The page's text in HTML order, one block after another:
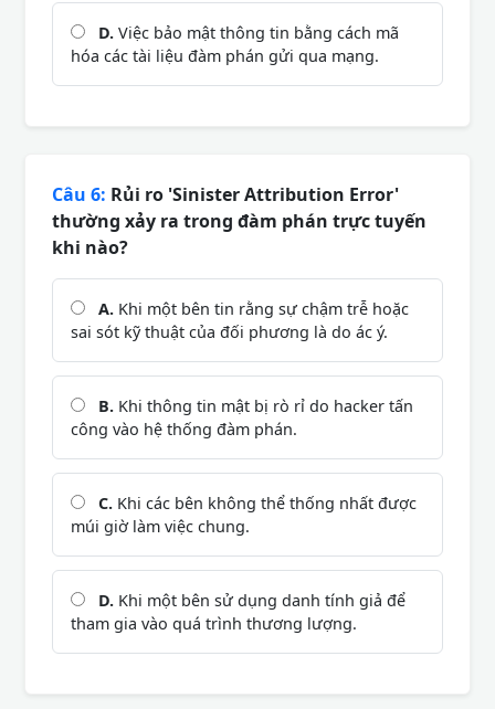
D. Việc bảo mật thông tin bằng cách mã
hóa các tài liệu đàm phán gửi qua mạng.
Câu 6: Rủi ro 'Sinister Attribution Error'
thường xảy ra trong đàm phán trực tuyến
khi nào?
A. Khi một bên tin rằng sự chậm trễ hoặc
sai sót kỹ thuật của đối phương là do ác ý.
B. Khi thông tin mật bị rò rỉ do hacker tấn
công vào hệ thống đàm phán.
C. Khi các bên không thể thống nhất được
múi giờ làm việc chung.
D. Khi một bên sử dụng danh tính giả để
tham gia vào quá trình thương lượng.